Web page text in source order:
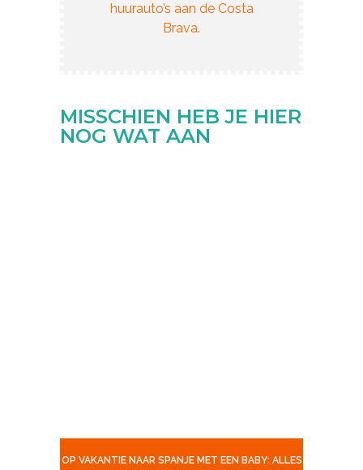
huurauto’s aan de Costa
Brava.
MISSCHIEN HEB JE HIER
NOG WAT AAN
OP VAKANTIE NAAR SPANJE MET EEN BABY: ALLES